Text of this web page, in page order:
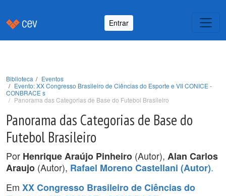
Entrar
Biblioteca
Eventos
Evento: XX Congresso Brasileiro de Ciências do Esporte e VII CONICE -
CONBRACE s
Panorama das Categorias de Base do Futebol Brasileiro
Panorama das Categorias de Base do
Futebol Brasileiro
Por Henrique Araújo Pinheiro (Autor), Alan Carlos
Araujo (Autor), Rafael Moreno Castellani (Autor).
Em XX Congresso Brasileiro de Ciências do